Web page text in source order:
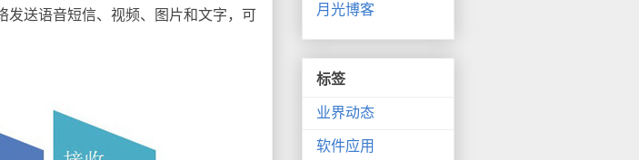
送语音短信、视频、图片和文字，可
月光博客
标签
业界动态
软件应用